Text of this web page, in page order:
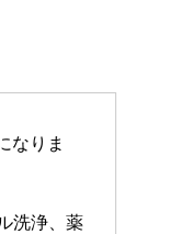
なりま
洗浄、薬